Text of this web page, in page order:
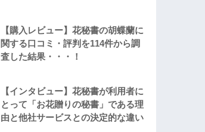
【購入レビュー】花秘書の胡蝶蘭に
関する口コミ・評判を114件から調
査した結果・・・！
【インタビュー】花秘書が利用者に
とって「お花贈りの秘書」である理
由と他社サービスとの決定的な違い